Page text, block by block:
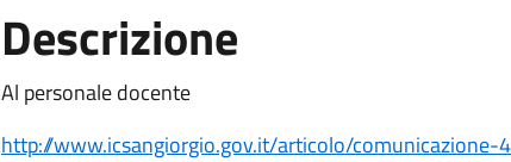
Descrizione
Al personale docente
http://www.icsangiorgio.gov.it/articolo/comunicazione-